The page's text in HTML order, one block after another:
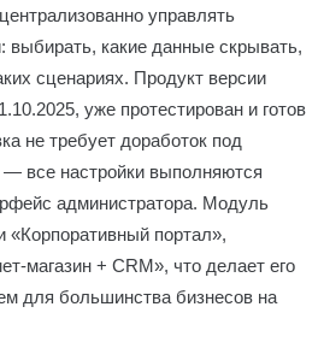
управлять
выбирать, какие данные скрывать,
сценариях. Продукт версии
уже протестирован и готов
не требует доработок под
все настройки выполняются
администратора. Модуль
«Корпоративный портал»,
магазин + CRM», что делает его
для большинства бизнесов на